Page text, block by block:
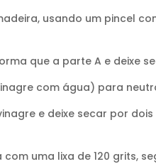
usando um pincel
que a parte A e deixe
com água) para
e deixe secar por
uma lixa de 120 grits,